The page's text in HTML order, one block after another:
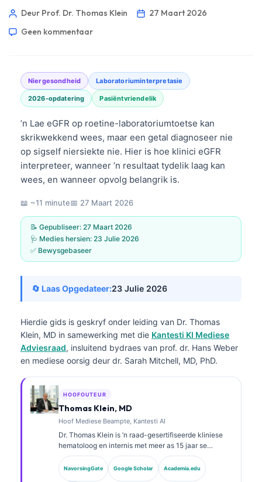
Deur Prof. Dr. Thomas Klein
27 Maart 2026
Geen kommentaar
Niergesondheid Laboratoriuminterpretasie
2026-opdatering Pasiëntvriendelik
’n Lae eGFR op roetine-laboratoriumtoetse kan
skrikwekkend wees, maar een getal diagnoseer nie
op sigself niersiekte nie. Hier is hoe klinici eGFR
interpreteer, wanneer ’n resultaat tydelik laag kan
wees, en wanneer opvolg belangrik is.
📖 ~11 minute📅 27 Maart 2026
📝 Gepubliseer: 27 Maart 2026
🩺 Medies hersien: 23 Julie 2026
✅ Bewysgebaseer
🔄 Laas Opgedateer:23 Julie 2026
Hierdie gids is geskryf onder leiding van Dr. Thomas
Klein, MD in samewerking met die Kantesti KI Mediese
Adviesraad, insluitend bydraes van prof. dr. Hans Weber
en mediese oorsig deur dr. Sarah Mitchell, MD, PhD.
HOOFOUTEUR
Thomas Klein, MD
Hoof Mediese Beampte, Kantesti AI
Dr. Thomas Klein is ’n raad-gesertifiseerde kliniese
hematoloog en internis met meer as 15 jaar se
ondervinding in laboratoriumgeneeskunde en KI-
ondersteunde kliniese analise. As Hoof Mediese
Beampte by Kantesti AI verskaf hy kliniese toesig oor
NavorsingGate Google Scholar Academia.edu